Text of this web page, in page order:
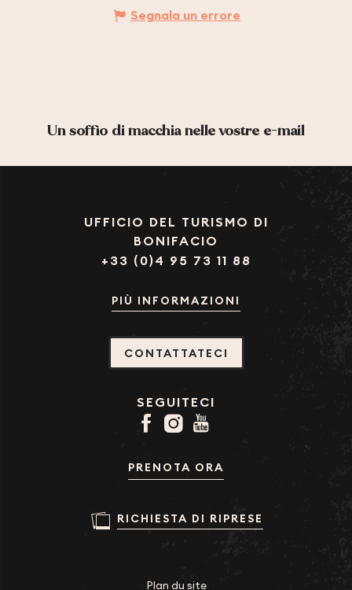
Segnala un errore
Un soffio di macchia nelle vostre e-mail
UFFICIO DEL TURISMO DI
BONIFACIO
+33 (0)4 95 73 11 88
PIÙ INFORMAZIONI
CONTATTATECI
SEGUITECI
PRENOTA ORA
RICHIESTA DI RIPRESE
Plan du site